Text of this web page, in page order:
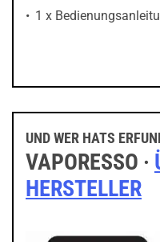
1 x
UND WER HATS
VAPORESSO ·
HERSTELLER